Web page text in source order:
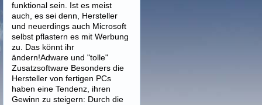
funktional sein. Ist es meist
auch, es sei denn, Hersteller
und neuerdings auch Microsoft
selbst pflastern es mit Werbung
zu. Das könnt ihr
ändern!Adware und "tolle"
Zusatzsoftware Besonders die
Hersteller von fertigen PCs
haben eine Tendenz, ihren
Gewinn zu steigern: Durch die